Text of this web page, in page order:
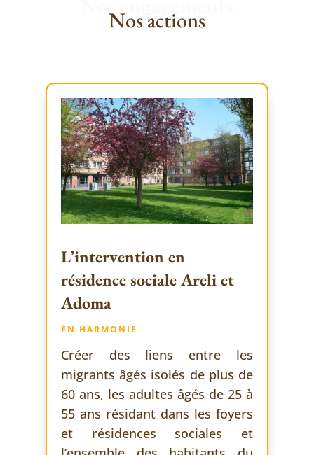
Nos actions
L’intervention en
résidence sociale Areli et
Adoma
EN HARMONIE
Créer des liens entre les
migrants âgés isolés de plus de
60 ans, les adultes âgés de 25 à
55 ans résidant dans les foyers
et résidences sociales et